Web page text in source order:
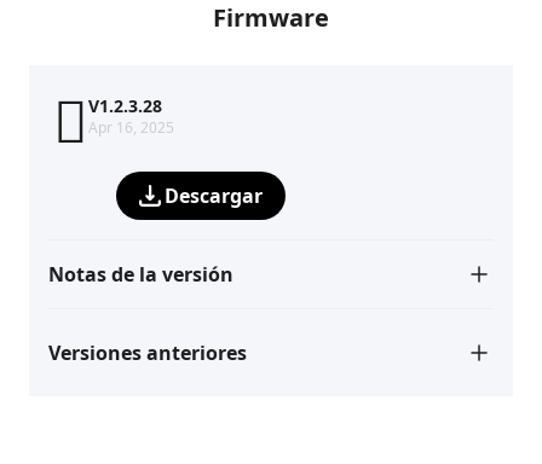
Firmware
V1.2.3.28
Apr 16, 2025
Descargar
Notas de la versión
Versiones anteriores